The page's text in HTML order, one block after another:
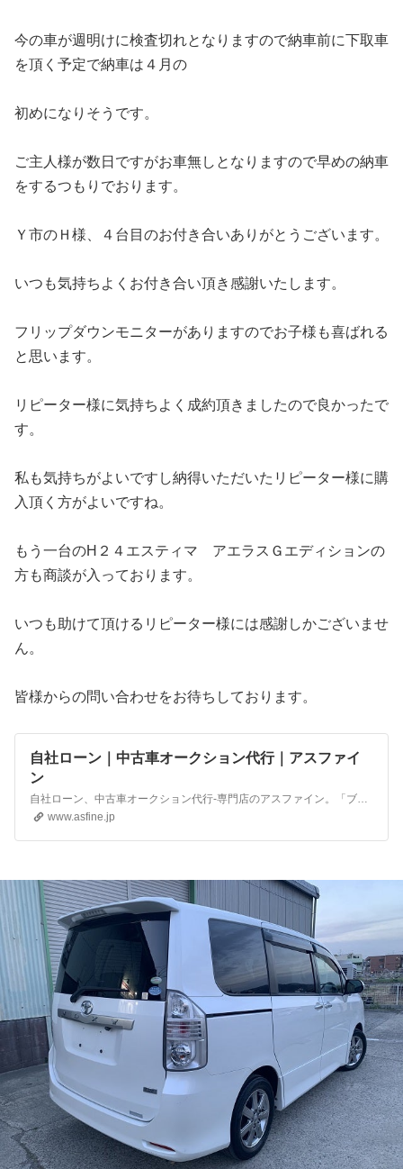
今の車が週明けに検査切れとなりますので納車前に下取車
を頂く予定で納車は４月の
初めになりそうです。
ご主人様が数日ですがお車無しとなりますので早めの納車
をするつもりでおります。
Ｙ市のＨ様、４台目のお付き合いありがとうございます。
いつも気持ちよくお付き合い頂き感謝いたします。
フリップダウンモニターがありますのでお子様も喜ばれる
と思います。
リピーター様に気持ちよく成約頂きましたので良かったで
す。
私も気持ちがよいですし納得いただいたリピーター様に購
入頂く方がよいですね。
もう一台のH２４エスティマ アエラスＧエディションの
方も商談が入っております。
いつも助けて頂けるリピーター様には感謝しかございませ
ん。
皆様からの問い合わせをお待ちしております。
自社ローン｜中古車オークション代行｜アスファイ
ン
自社ローン、中古車オークション代行-専門店のアスファイン。「ブラック-オートローン-注文販売-自己破産-分割払い-審査」などもお任せ下さい。当社の自社ローンなら現金価格で無金利で中古車が購入できます。お気軽にご相談ください。
www.asfine.jp